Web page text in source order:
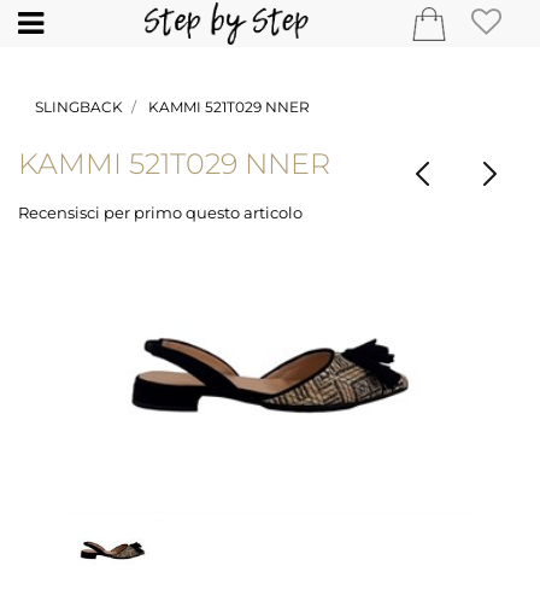
Open
SLINGBACK KAMMI 521T029 NNER
KAMMI 521T029 NNER
Recensisci per primo questo articolo